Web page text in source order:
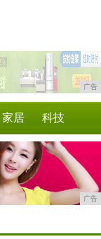
广告
家居 科技
微商
广告